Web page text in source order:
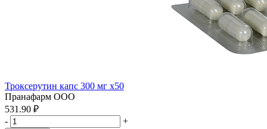
Троксерутин капс 300 мг x50
Пранафарм ООО
531.90 ₽
-
+